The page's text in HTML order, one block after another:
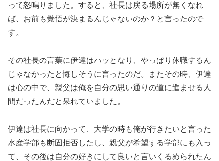
って怒鳴りました。すると、社長は戻る場所が無くなれ
ば、お前も覚悟が決まるんじゃないのか？と言ったので
す。
その社長の言葉に伊達はハッとなり、やっぱり休職するん
じゃなかったと悔しそうに言ったのだ。またその時、伊達
は心の中で、親父は俺を自分の思い通りの道に進ませる人
間だったんだと呆れていました。
伊達は社長に向かって、大学の時も俺が行きたいと言った
水産学部も断固拒否したし、親父が希望する学部にも入っ
て、その後は自分の好きにして良いと言いくるめられたん